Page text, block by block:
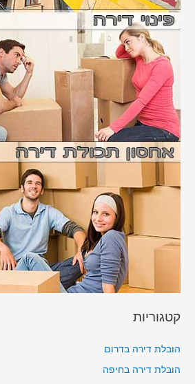
קטגוריות
הובלת דירה בדרום
הובלת דירה בחיפה